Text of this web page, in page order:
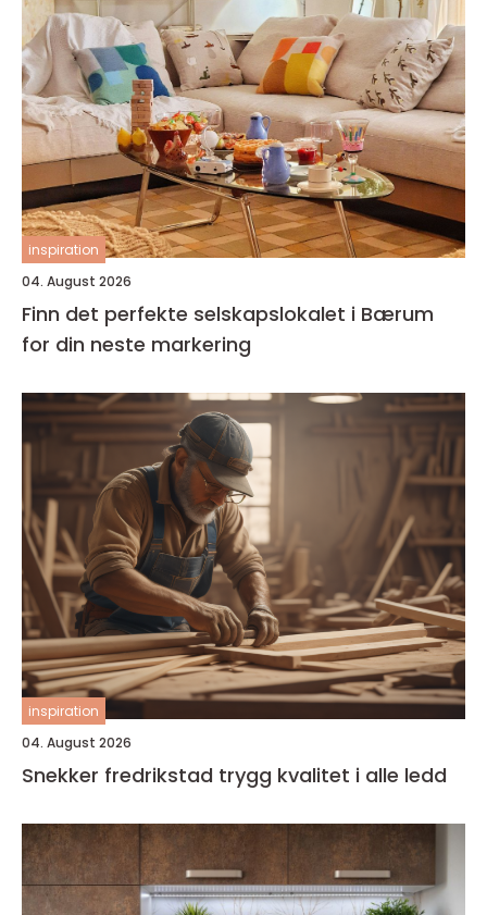
inspiration
04. August 2026
Finn det perfekte selskapslokalet i Bærum
for din neste markering
inspiration
04. August 2026
Snekker fredrikstad trygg kvalitet i alle ledd